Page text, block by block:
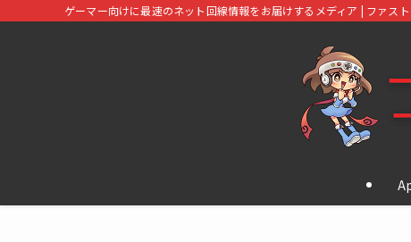
ゲーマー向けに最速のネット回線情報をお届けするメディア | ファス